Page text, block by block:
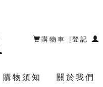
購物須知 關於我們
購物車 |登記